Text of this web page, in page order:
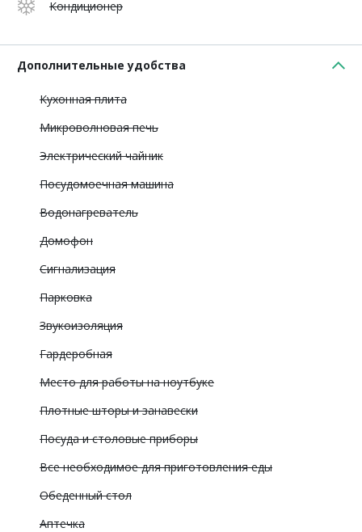
Кондиционер
Дополнительные удобства
Кухонная плита
Микроволновая печь
Электрический чайник
Посудомоечная машина
Водонагреватель
Домофон
Сигнализация
Парковка
Звукоизоляция
Гардеробная
Место для работы на ноутбуке
Плотные шторы и занавески
Посуда и столовые приборы
Все необходимое для приготовления еды
Обеденный стол
Аптечка